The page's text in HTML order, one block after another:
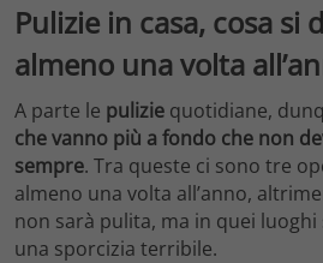
Pulizie in casa, cosa si
almeno una volta
A parte le pulizie quotidiane,
che vanno più a fondo che non
sempre. Tra queste ci sono tre
almeno una volta all’anno,
non sarà pulita, ma in quei
una sporcizia terribile.